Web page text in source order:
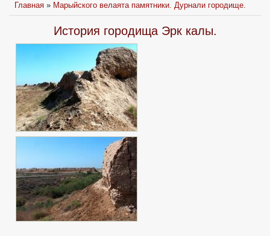
Главная » Марыйского велаята памятники. Дурнали городище.
История городища Эрк калы.